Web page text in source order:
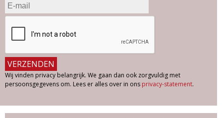
Wij vinden privacy belangrijk. We gaan dan ook zorgvuldig met
persoonsgegevens om. Lees er alles over in ons privacy-statement.